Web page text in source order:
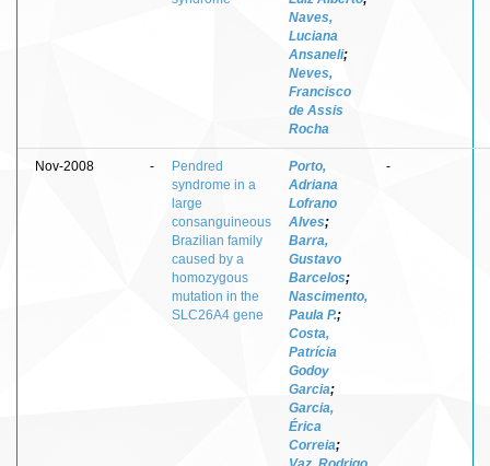
Naves,
Luciana
Ansaneli;
Neves,
Francisco
de Assis
Rocha
Nov-2008 -
Pendred
syndrome in a
large
consanguineous
Brazilian family
caused by a
homozygous
mutation in the
SLC26A4 gene
Porto,
Adriana
Lofrano
Alves;
Barra,
Gustavo
Barcelos;
Nascimento,
Paula P.;
Costa,
Patrícia
Godoy
Garcia;
Garcia,
Érica
Correia;
-